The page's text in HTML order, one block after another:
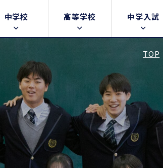
中学校 高等学校 中学入試
TOP